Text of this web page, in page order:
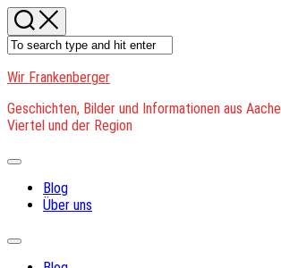
Skip
to
content
Wir Frankenberger
Geschichten, Bilder und Informationen aus
Viertel und der Region
Expand
Blog
Über uns
Expand